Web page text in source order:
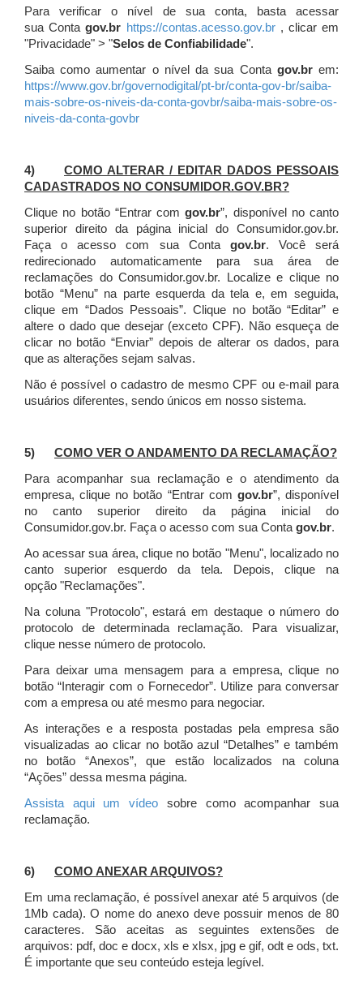
Para verificar o nível de sua conta, basta acessar
sua Contagov.br https://contas.acesso.gov.br, clicar em
"Privacidade" > "Selos de Confiabilidade".
Saiba como aumentar o nível da sua Conta gov.brem:
https://www.gov.br/governodigital/pt-br/conta-gov-br/saiba-
mais-sobre-os-niveis-da-conta-govbr/saiba-mais-sobre-os-
niveis-da-conta-govbr
4) COMO ALTERAR / EDITAR DADOS PESSOAIS
CADASTRADOS NO CONSUMIDOR.GOV.BR?
Clique no botão “Entrar comgov.br”, disponível no canto
superior direito da página inicial do Consumidor.gov.br.
Faça o acesso com sua Conta gov.br. Você será
redirecionado automaticamente para sua área de
reclamações do Consumidor.gov.br.
Localize e clique no
botão “Menu” na parte esquerda da tela e, em seguida,
clique em “Dados Pessoais”. Clique no botão “Editar” e
altere o dado que desejar (exceto CPF). Não esqueça de
clicar no botão “Enviar” depois de alterar os dados, para
que as alterações sejam salvas.
Não é possível o cadastro de mesmo CPF ou e-mail para
usuários diferentes, sendo únicos em nosso sistema.
5) COMO VER O ANDAMENTO DA RECLAMAÇÃO?
Para acompanhar sua reclamação e o atendimento da
empresa, clique no botão “Entrar com gov.br”, disponível
no canto superior direito da página inicial do
Consumidor.gov.br. Faça o acesso com sua Contagov.br.
Ao acessar sua área, clique no botão "Menu", localizado no
canto superior esquerdo da tela. Depois, clique na
opção "Reclamações".
Na coluna "Protocolo", estará em destaque o número do
protocolo de determinada reclamação. Para visualizar,
clique nesse número de protocolo.
Para deixar uma mensagem para a empresa, clique no
botão “Interagir com o Fornecedor”. Utilize para conversar
com a empresa ou até mesmo para negociar.
As interações e a resposta postadas pela empresa são
visualizadas ao clicar no botão azul “Detalhes” e também
no botão “Anexos”, que estão localizados na coluna
“Ações” dessa mesma página.
Assista aqui um vídeo sobre como acompanhar sua
reclamação.
6) COMO ANEXAR ARQUIVOS?
Em uma reclamação, é possível anexar até 5 arquivos (de
1Mb cada). O nome do anexo deve possuir menos de 80
caracteres. São aceitas as seguintes extensões de
arquivos: pdf, doc e docx, xls e xlsx, jpg e gif, odt e ods, txt.
É importante que seu conteúdo esteja legível.